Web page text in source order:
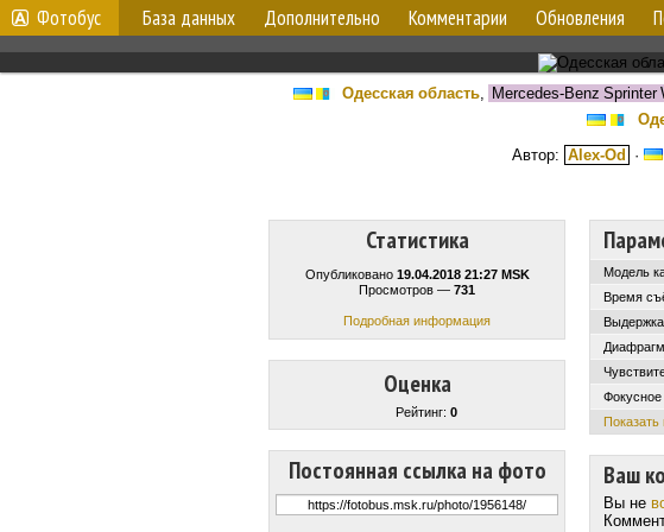
Фотобус База данных Дополнительно Комментарии Обновления
Одесская область, Mercedes-Benz Sprinter
Автор: Alex-Od ·
Статистика
Опубликовано 19.04.2018 21:27 MSK
Просмотров — 731
Подробная информация
Оценка
Рейтинг: 0
Постоянная ссылка на фото
Модель
Время
Фокусное
Показать
Ваш
Вы не